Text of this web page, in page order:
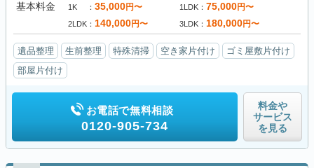
基本料金 1K 35,000円〜 1LDK 75,000円〜
2LDK 140,000円〜 3LDK 180,000円〜
遺品整理 生前整理 特殊清掃 空き家片付け
ゴミ屋敷片付け
部屋片付け
お電話で無料相談
0120-905-734
料金や
サービス
を見る